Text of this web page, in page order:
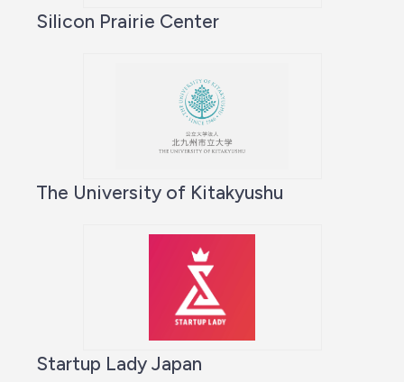
Silicon Prairie Center
The University of Kitakyushu
Startup Lady Japan